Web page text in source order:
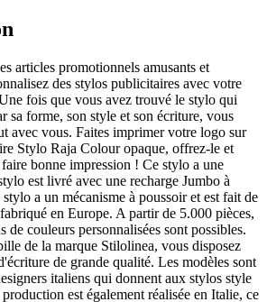
articles promotionnels amusants et
des stylos publicitaires avec votre
fois que vous avez trouvé le stylo qui
sa forme, son style et son écriture, vous
avec vous. Faites imprimer votre logo sur
Stylo Raja Colour opaque, offrez-le et
bonne impression ! Ce stylo a une
est livré avec une recharge Jumbo à
a un mécanisme à poussoir et est fait de
en Europe. A partir de 5.000 pièces,
de couleurs personnalisées sont possibles.
de la marque Stilolinea, vous disposez
de grande qualité. Les modèles sont
italiens qui donnent aux stylos style
est également réalisée en Italie, ce